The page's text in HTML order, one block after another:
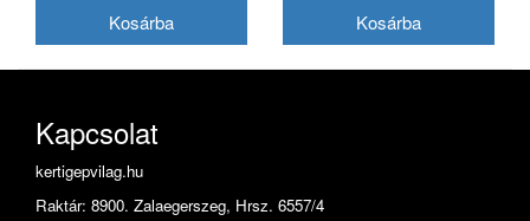
Kapcsolat
kertigepvilag.hu
Raktár: 8900. Zalaegerszeg, Hrsz. 6557/4